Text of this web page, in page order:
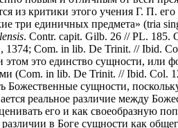
из критики этого учения Г. П.
три единичных предмета» (tria
. Contr. capit. Gilb. 26 // PL. 185.
Com. in lib. De Trinit. // Ibid.
это единство сущности,
(Com. in lib. De Trinit. // Ibid.
Божественные сущности,
реальное различие между
его и как своеобразную
в Боге сущности как